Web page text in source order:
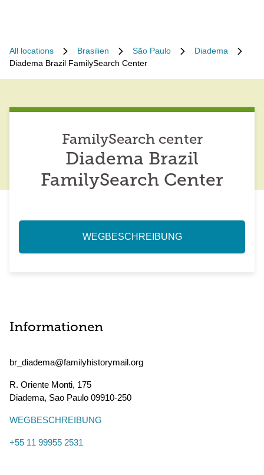
All locations Brasilien São Paulo
Diadema
Diadema Brazil FamilySearch Center
FamilySearch center
Diadema Brazil
FamilySearch Center
WEGBESCHREIBUNG
Informationen
br_diadema@familyhistorymail.org
R. Oriente Monti, 175
Diadema, Sao Paulo 09910-250
WEGBESCHREIBUNG
+55 11 99955 2531